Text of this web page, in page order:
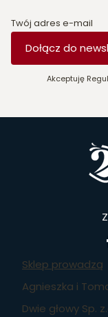
Twój adres e-mail
Dołącz do
Akceptuję
Sklep prowadzą
Agnieszka i
Dwie głowy Sp.